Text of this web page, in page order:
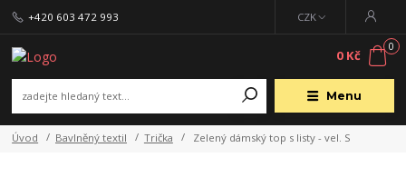
Menu
CZK
+420 603 472 993
0
0 Kč
Úvod Bavlněný textil Trička Zelený dámský top s listy - vel. S